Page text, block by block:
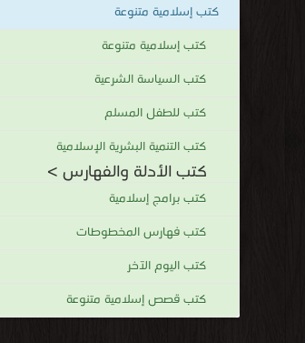
كتب إسلامية متنوعة
كتب إسلامية متنوعة
كتب السياسة الشرعية
كتب للطفل المسلم
كتب التنمية البشرية الإسلامية
كتب الأدلة والفهارس >
كتب برامج إسلامية
كتب فهارس المخطوطات
كتب اليوم الآخر
كتب قصص إسلامية متنوعة